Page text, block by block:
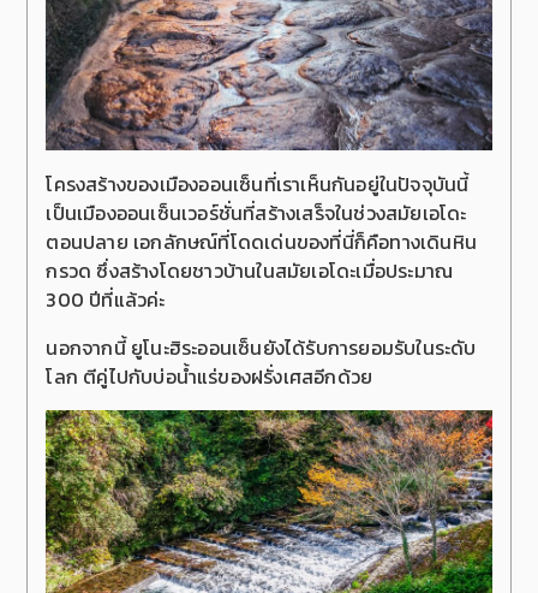
โครงสร้างของเมืองออนเซ็นที่เราเห็นกันอยู่ในปัจจุบันนี้
เป็นเมืองออนเซ็นเวอร์ชั่นที่สร้างเสร็จในช่วงสมัยเอโดะ
ตอนปลาย เอกลักษณ์ที่โดดเด่นของที่นี่ก็คือทางเดินหิน
กรวด ซึ่งสร้างโดยชาวบ้านในสมัยเอโดะเมื่อประมาณ
300 ปีที่แล้วค่ะ
นอกจากนี้ ยูโนะฮิระออนเซ็นยังได้รับการยอมรับในระดับ
โลก ตีคู่ไปกับบ่อน้ำแร่ของฝรั่งเศสอีกด้วย